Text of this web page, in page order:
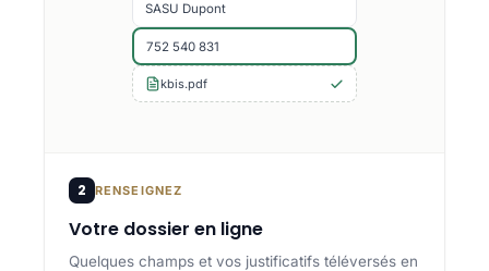
SASU Dupont
752 540 831
kbis.pdf
2 RENSEIGNEZ
Votre dossier en ligne
Quelques champs et vos justificatifs téléversés en